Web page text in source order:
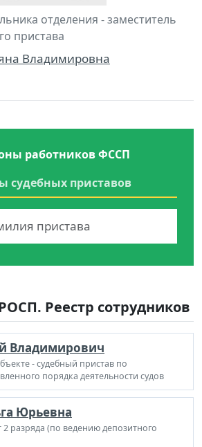
отделения - заместитель
пристава
Владимировна
работников ФССП
судебных приставов
Реестр сотрудников
Владимирович
- судебный пристав по
порядка деятельности судов
Юрьевна
разряда (по ведению депозитного